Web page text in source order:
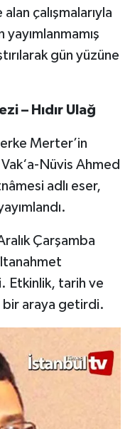
çalışmalarıyla
gün yüzüne
– Hıdır Ulağ
Merter’in
Nüvis Ahmed
adlı eser,
Çarşamba
Etkinlik, tarih ve
bir araya getirdi.